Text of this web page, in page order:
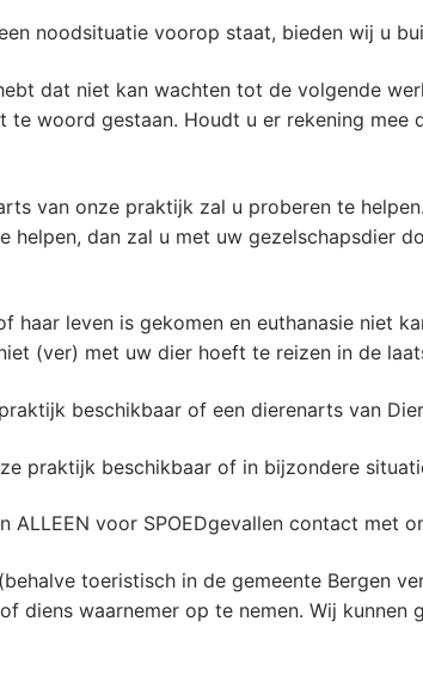
noodsituatie voorop staat, bieden wij u
dat niet kan wachten tot de volgende
te woord gestaan. Houdt u er rekening
van onze praktijk zal u proberen te
dan zal u met uw gezelschapsdier
haar leven is gekomen en euthanasie niet
(ver) met uw dier hoeft te reizen in de
beschikbaar of een dierenarts van
praktijk beschikbaar of in bijzondere
ALLEEN voor SPOEDgevallen contact met
toeristisch in de gemeente Bergen
diens waarnemer op te nemen. Wij